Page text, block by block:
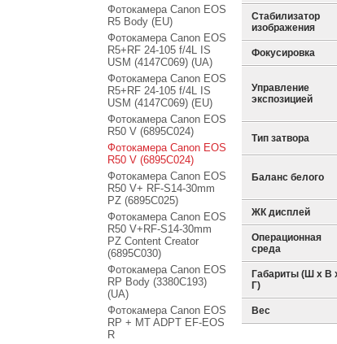
Стабилизатор
изображения
Фокусировка
Управление
экспозицией
Тип затвора
Баланс белого
ЖК дисплей
Операционная
среда
Габариты (Ш х В
Г)
Вес
Фотокамера Canon EOS
R5 Body (EU)
Фотокамера Canon EOS
R5+RF 24-105 f/4L IS
USM (4147C069) (UA)
Фотокамера Canon EOS
R5+RF 24-105 f/4L IS
USM (4147C069) (EU)
Фотокамера Canon EOS
R50 V (6895C024)
Фотокамера Canon EOS
R50 V (6895C024)
Фотокамера Canon EOS
R50 V+ RF-S14-30mm
PZ (6895C025)
Фотокамера Canon EOS
R50 V+RF-S14-30mm
PZ Content Creator
(6895C030)
Фотокамера Canon EOS
RP Body (3380C193)
(UA)
Фотокамера Canon EOS
RP + MT ADPT EF-EOS
R